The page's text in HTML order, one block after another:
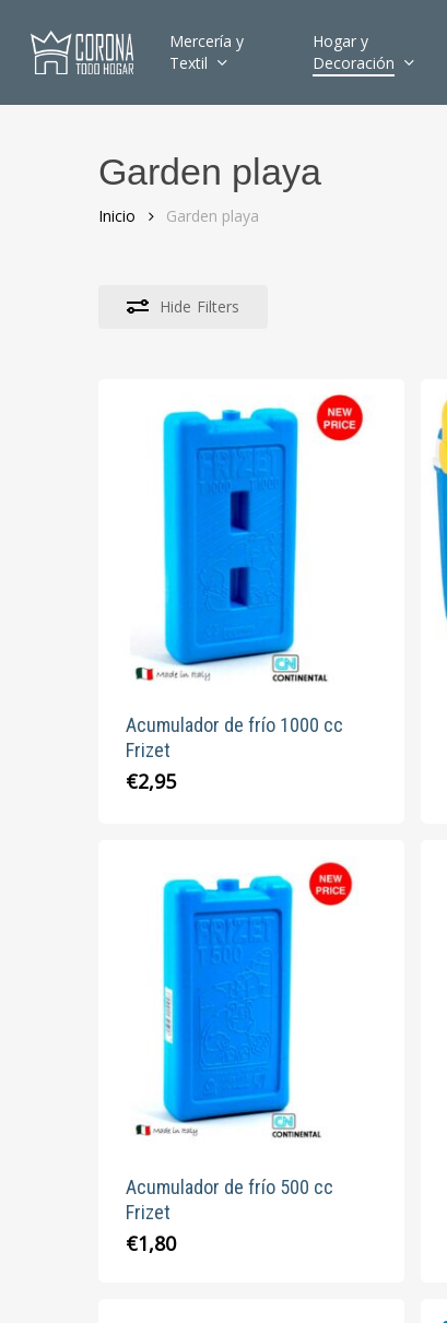
Hit enter to search or ESC to close
Mercería y
Textil
Hogar y
Decoración
Garden playa
Inicio Garden playa
Hide Filters
Acumulador de frío 1000 cc
Frizet
€2,95
Acumulador de frío 500 cc
Frizet
€1,80